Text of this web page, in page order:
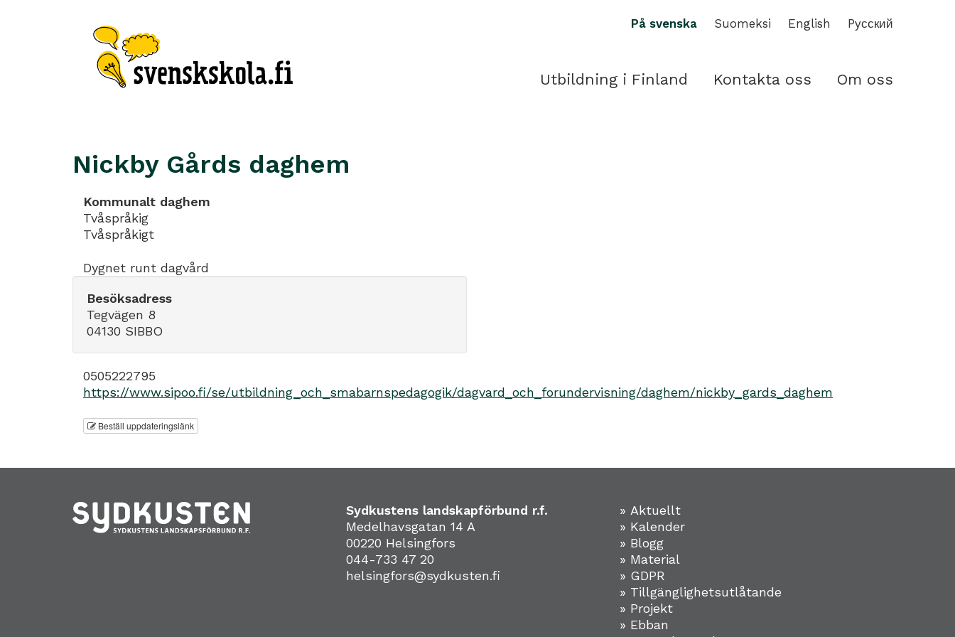
På svenska Suomeksi English Pусский
Utbildning i Finland Kontakta oss Om oss
Nickby Gårds daghem
Kommunalt daghem
Tvåspråkig
Tvåspråkigt
Dygnet runt dagvård
Besöksadress
Tegvägen 8
04130 SIBBO
0505222795
https://www.sipoo.fi/se/utbildning_och_smabarnspedagogik/dagvard_och_forundervisning/daghem/nickby_gards_daghem
Beställ uppdateringslänk
Sydkustens landskapförbund r.f.
Medelhavsgatan 14 A
00220 Helsingfors
044-733 47 20
helsingfors@sydkusten.fi
» Aktuellt
» Kalender
» Blogg
» Material
» GDPR
» Tillgänglighetsutlåtande
» Projekt
» Ebban